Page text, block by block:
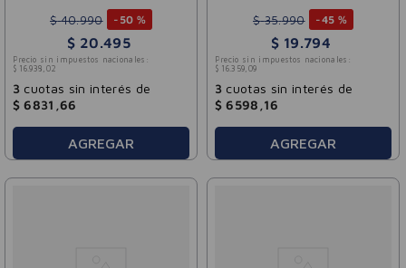
Washable
$ 40.990 - 50 %
$ 20.495
Precio sin impuestos nacionales:
$ 16.938 , 02
3 cuotas sin interés de
$ 6831 ,66
AGREGAR
$ 35.990 -45 %
$ 19.794
Precio sin impuestos nacionales:
$ 16.359, 09
3 cuotas sin interés de
$ 6598 16
AGREGAR